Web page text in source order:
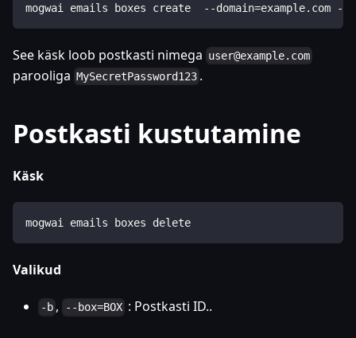
mogwai emails boxes create  --domain=example.com --
See käsk loob postkasti nimega user@example.com
parooliga MySecretPassword123 .
Postkasti kustutamine
Käsk
mogwai emails boxes delete
Valikud
-b , --box=BOX : Postkasti ID..